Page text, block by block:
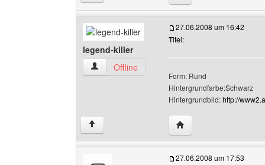
legend-killer
legend-killer Benutzer-Profile anzeigen
Offline
27.06.2008 um 16:42
Titel:
Form: Rund
Hintergrundfarbe:Schwarz
Hintergrundbild:http://
↑ Website dieses
27.06.2008 um 17:53